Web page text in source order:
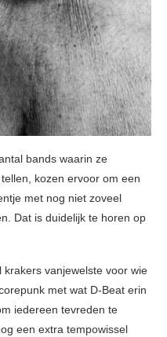
bands waarin ze
kozen ervoor om een
met nog niet zoveel
Dat is duidelijk te horen op
krakers vanjewelste voor wie
met wat D-Beat erin
iedereen tevreden te
een extra tempowissel